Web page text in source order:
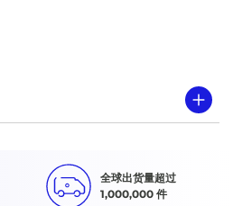
全球出货量超过
1,000,000 件